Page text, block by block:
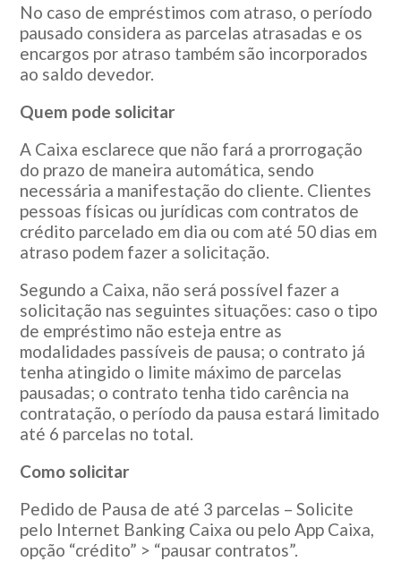
No caso de empréstimos com atraso, o período
pausado considera as parcelas atrasadas e os
encargos por atraso também são incorporados
ao saldo devedor.
Quem pode solicitar
A Caixa esclarece que não fará a prorrogação
do prazo de maneira automática, sendo
necessária a manifestação do cliente. Clientes
pessoas físicas ou jurídicas com contratos de
crédito parcelado em dia ou com até 50 dias em
atraso podem fazer a solicitação.
Segundo a Caixa, não será possível fazer a
solicitação nas seguintes situações: caso o tipo
de empréstimo não esteja entre as
modalidades passíveis de pausa; o contrato já
tenha atingido o limite máximo de parcelas
pausadas; o contrato tenha tido carência na
contratação, o período da pausa estará limitado
até 6 parcelas no total.
Como solicitar
Pedido de Pausa de até 3 parcelas – Solicite
pelo Internet Banking Caixa ou pelo App Caixa,
opção “crédito” > “pausar contratos”.